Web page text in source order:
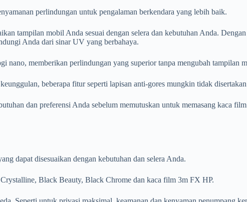
perlindungan untuk pengalaman berkendara yang lebih baik.
tampilan mobil Anda sesuai dengan selera dan kebutuhan Anda.
Anda dari sinar UV yang berbahaya.
nano, memberikan perlindungan yang superior tanpa mengubah tampilan
beberapa fitur seperti lapisan anti-gores mungkin tidak
dan preferensi Anda sebelum memutuskan untuk memasang kaca
dapat disesuaikan dengan kebutuhan dan selera Anda.
Black Beauty, Black Chrome dan kaca film 3m FX HP.